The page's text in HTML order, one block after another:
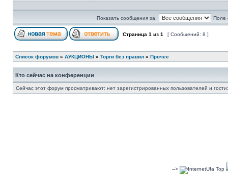
Показать сообщения за: Поле
Страница 1 из 1 [ Сообщений: 8 ]
Список форумов » АУКЦИОНЫ » Торги без правил » Прочее
Кто сейчас на конференции
Сейчас этот форум просматривают: нет зарегистрированных пользователей и
-->